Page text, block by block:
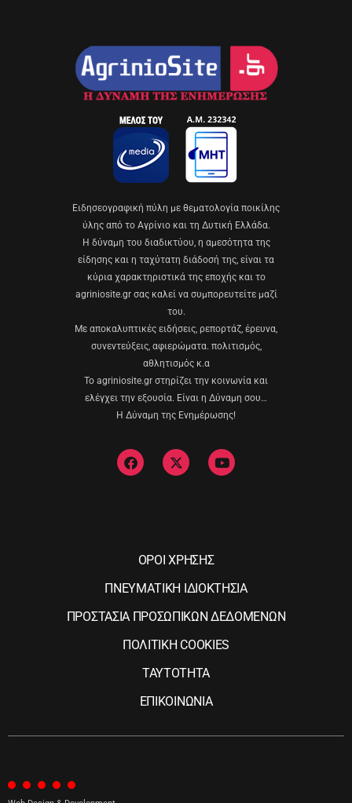
Eιδησεογραφική πύλη με θεματολογία ποικίλης
ύλης από το Αγρίνιο και τη Δυτική Ελλάδα.
Η δύναμη του διαδικτύου, η αμεσότητα της
είδησης και η ταχύτατη διάδοσή της, είναι τα
κύρια χαρακτηριστικά της εποχής και το
agriniosite.gr σας καλεί να συμπορευτείτε μαζί
του.
Με αποκαλυπτικές ειδήσεις, ρεπορτάζ, έρευνα,
συνεντεύξεις, αφιερώματα. πολιτισμός,
αθλητισμός κ.α
Το agriniosite.gr στηρίζει την κοινωνία και
ελέγχει την εξουσία. Είναι η Δύναμη σου…
Η Δύναμη της Ενημέρωσης!
ΟΡΟΙ ΧΡΗΣΗΣ
ΠΝΕΥΜΑΤΙΚΗ ΙΔΙΟΚΤΗΣΙΑ
ΠΡΟΣΤΑΣΙΑ ΠΡΟΣΩΠΙΚΩΝ ΔΕΔΟΜΕΝΩΝ
ΠΟΛΙΤΙΚΗ COOKIES
ΤΑΥΤΟΤΗΤΑ
ΕΠΙΚΟΙΝΩΝΙΑ